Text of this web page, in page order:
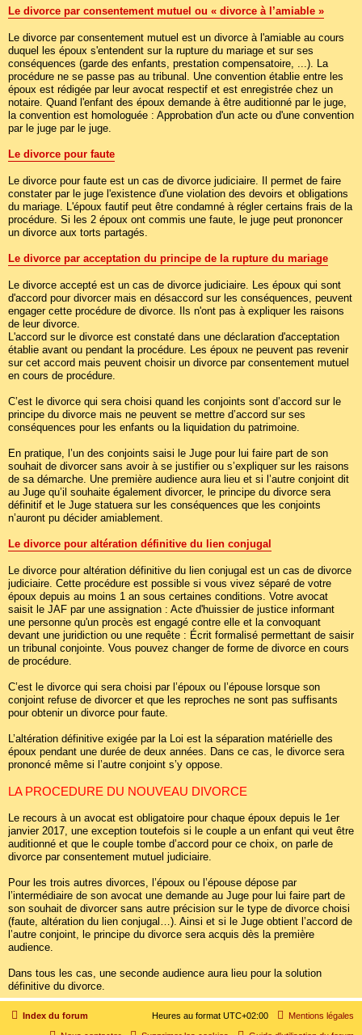
Le divorce par consentement mutuel ou « divorce à l’amiable »
Le divorce par consentement mutuel est un divorce à l'amiable au cours
duquel les époux s'entendent sur la rupture du mariage et sur ses
conséquences (garde des enfants, prestation compensatoire, ...). La
procédure ne se passe pas au tribunal. Une convention établie entre les
époux est rédigée par leur avocat respectif et est enregistrée chez un
notaire. Quand l'enfant des époux demande à être auditionné par le juge,
la convention est homologuée : Approbation d'un acte ou d'une convention
par le juge par le juge.
Le divorce pour faute
Le divorce pour faute est un cas de divorce judiciaire. Il permet de faire
constater par le juge l'existence d'une violation des devoirs et obligations
du mariage. L'époux fautif peut être condamné à régler certains frais de la
procédure. Si les 2 époux ont commis une faute, le juge peut prononcer
un divorce aux torts partagés.
Le divorce par acceptation du principe de la rupture du mariage
Le divorce accepté est un cas de divorce judiciaire. Les époux qui sont
d'accord pour divorcer mais en désaccord sur les conséquences, peuvent
engager cette procédure de divorce. Ils n'ont pas à expliquer les raisons
de leur divorce.
L'accord sur le divorce est constaté dans une déclaration d'acceptation
établie avant ou pendant la procédure. Les époux ne peuvent pas revenir
sur cet accord mais peuvent choisir un divorce par consentement mutuel
en cours de procédure.
C’est le divorce qui sera choisi quand les conjoints sont d’accord sur le
principe du divorce mais ne peuvent se mettre d’accord sur ses
conséquences pour les enfants ou la liquidation du patrimoine.
En pratique, l’un des conjoints saisi le Juge pour lui faire part de son
souhait de divorcer sans avoir à se justifier ou s’expliquer sur les raisons
de sa démarche. Une première audience aura lieu et si l’autre conjoint dit
au Juge qu’il souhaite également divorcer, le principe du divorce sera
définitif et le Juge statuera sur les conséquences que les conjoints
n’auront pu décider amiablement.
Le divorce pour altération définitive du lien conjugal
Le divorce pour altération définitive du lien conjugal est un cas de divorce
judiciaire. Cette procédure est possible si vous vivez séparé de votre
époux depuis au moins 1 an sous certaines conditions. Votre avocat
saisit le JAF par une assignation : Acte d'huissier de justice informant
une personne qu'un procès est engagé contre elle et la convoquant
devant une juridiction ou une requête : Écrit formalisé permettant de saisir
un tribunal conjointe. Vous pouvez changer de forme de divorce en cours
de procédure.
C’est le divorce qui sera choisi par l’époux ou l’épouse lorsque son
conjoint refuse de divorcer et que les reproches ne sont pas suffisants
pour obtenir un divorce pour faute.
L’altération définitive exigée par la Loi est la séparation matérielle des
époux pendant une durée de deux années. Dans ce cas, le divorce sera
prononcé même si l’autre conjoint s’y oppose.
LA PROCEDURE DU NOUVEAU DIVORCE
Le recours à un avocat est obligatoire pour chaque époux depuis le 1er
janvier 2017, une exception toutefois si le couple a un enfant qui veut être
auditionné et que le couple tombe d’accord pour ce choix, on parle de
divorce par consentement mutuel judiciaire.
Pour les trois autres divorces, l’époux ou l’épouse dépose par
l’intermédiaire de son avocat une demande au Juge pour lui faire part de
son souhait de divorcer sans autre précision sur le type de divorce choisi
(faute, altération du lien conjugal…). Ainsi et si le Juge obtient l’accord de
l’autre conjoint, le principe du divorce sera acquis dès la première
audience.
Dans tous les cas, une seconde audience aura lieu pour la solution
définitive du divorce.
Index du forum Mentions légales
Heures au format UTC+02:00